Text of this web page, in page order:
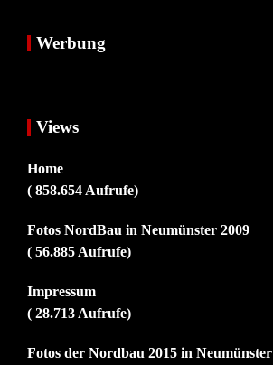
Werbung
Views
Home
( 858.654 Aufrufe)
Fotos NordBau in Neumünster 2009
( 56.885 Aufrufe)
Impressum
( 28.713 Aufrufe)
Fotos der Nordbau 2015 in Neumünster